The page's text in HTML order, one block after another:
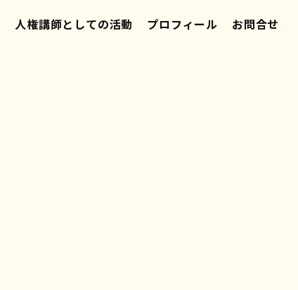
人権講師としての活動 プロフィール お問合せ